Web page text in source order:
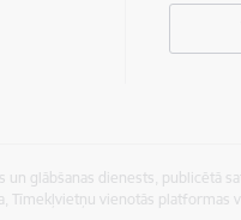
un glābšanas dienests, publicētā
Tīmekļvietņu vienotās platformas